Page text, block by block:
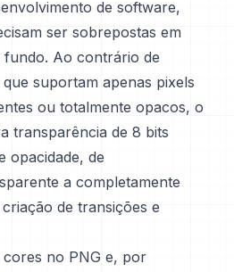
de software,
ser sobrepostas em
fundo. Ao contrário de
suportam apenas pixels
ou totalmente opacos, o
transparência de 8 bits
opacidade, de
a completamente
de transições e
no PNG e, por